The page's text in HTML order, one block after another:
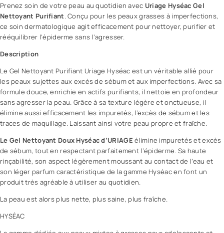
f
i
e
z
v
t
r
e
p
e
a
u
e
n
d
o
c
e
Prenez soin de votre peau au quotidien avec Uriage Hyséac Gel
Nettoyant Purifiant. Conçu pour les peaux grasses à imperfections,
ce soin dermatologique agit efficacement pour nettoyer, purifier et
rééquilibrer l’épiderme sans l’agresser.
Description
Le Gel Nettoyant Purifiant Uriage Hyséac est un véritable allié pour
les peaux sujettes aux excès de sébumet aux imperfections. Avec sa
formule douce, enrichie en actifs purifiants, il nettoie en profondeur
sans agresser la peau. Grâce à sa texture légère et onctueuse, il
élimine aussi efficacement les impuretés, l’excès de sébum et les
traces de maquillage. Laissant ainsi votre peau propre et fraîche.
Le Gel Nettoyant Doux Hyséac d’URIAGE élimine impuretés et excès
de sébum, tout en respectant parfaitement l’épiderme. Sa haute
rinçabilité, son aspect légèrement moussant au contact de l’eau et
son léger parfum caractéristique de la gamme Hyséac en font un
produit très agréable à utiliser au quotidien.
La peau est alors plus nette, plus saine, plus fraîche.
HYSÉAC